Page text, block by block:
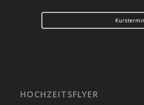
HOCHZEITSFLYER